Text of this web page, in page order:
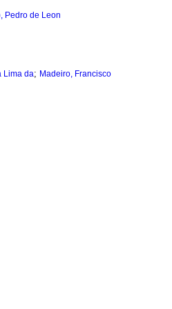
Pedro de Leon
Lima da; Madeiro, Francisco